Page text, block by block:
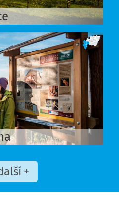
+